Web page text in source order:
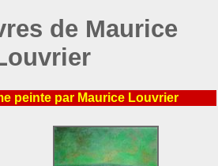
de Maurice
peinte par Maurice Louvrier